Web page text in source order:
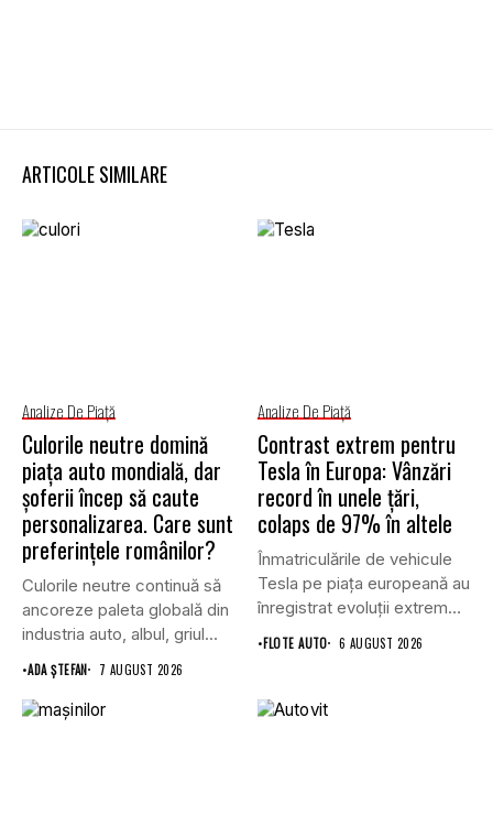
ARTICOLE SIMILARE
Analize De Piață
Culorile neutre domină
piața auto mondială, dar
șoferii încep să caute
personalizarea. Care sunt
preferințele românilor?
Culorile neutre continuă să
ancoreze paleta globală din
industria auto, albul, griul...
•ADA ȘTEFAN 7 AUGUST 2026
Analize De Piață
Contrast extrem pentru
Tesla în Europa: Vânzări
record în unele țări,
colaps de 97% în altele
Înmatriculările de vehicule
Tesla pe piața europeană au
înregistrat evoluții extrem
de...
•FLOTE AUTO 6 AUGUST 2026